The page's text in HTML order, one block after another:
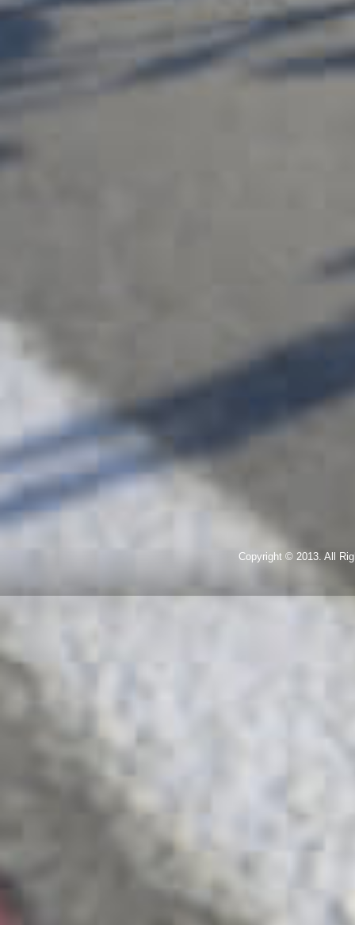
Copyright © 2013. All